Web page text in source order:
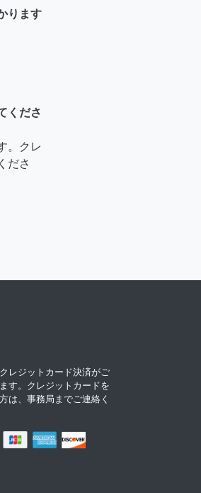
ります
くださ
。クレ
ださ
レジットカード決済がご
す。クレジットカードを
は、事務局までご連絡く